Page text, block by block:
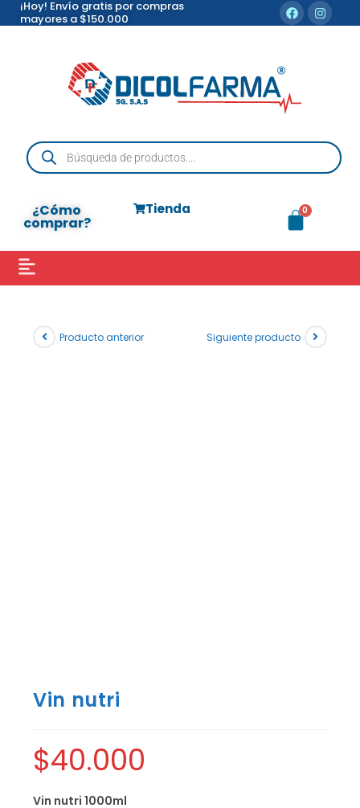
¡Hoy! Envío gratis por compras
mayores a $150.000
¿Cómo
comprar?
Tienda
Producto anterior Siguiente producto
Vin nutri
$40.000
Vin nutri 1000ml